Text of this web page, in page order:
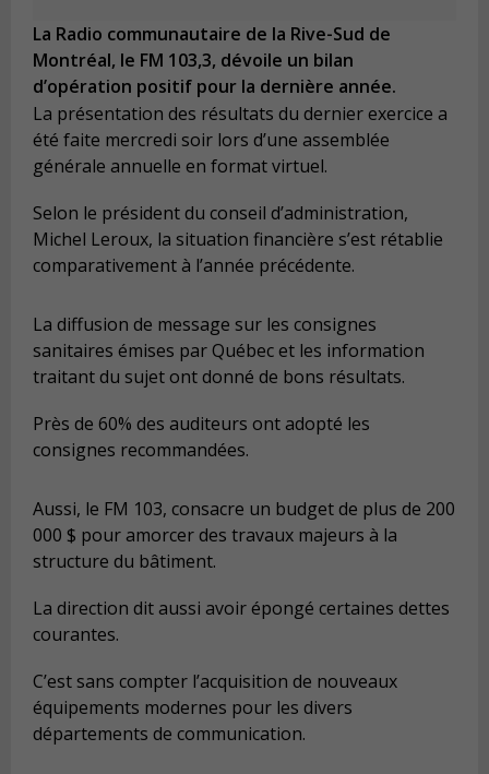
La Radio communautaire de la Rive-Sud de
Montréal, le FM 103,3, dévoile un bilan
d’opération positif pour la dernière année.
La présentation des résultats du dernier exercice a
été faite mercredi soir lors d’une assemblée
générale annuelle en format virtuel.
Selon le président du conseil d’administration,
Michel Leroux, la situation financière s’est rétablie
comparativement à l’année précédente.
La diffusion de message sur les consignes
sanitaires émises par Québec et les information
traitant du sujet ont donné de bons résultats.
Près de 60% des auditeurs ont adopté les
consignes recommandées.
Aussi, le FM 103, consacre un budget de plus de 200
000 $ pour amorcer des travaux majeurs à la
structure du bâtiment.
La direction dit aussi avoir épongé certaines dettes
courantes.
C’est sans compter l’acquisition de nouveaux
équipements modernes pour les divers
départements de communication.